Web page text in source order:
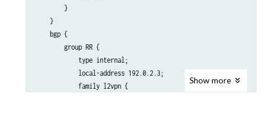
        }
    }
    bgp {
        group RR {
            type internal;
            local-address 192.0.2.3;
            family l2vpn {
Show more